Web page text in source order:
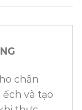
chân
ếch và tạo